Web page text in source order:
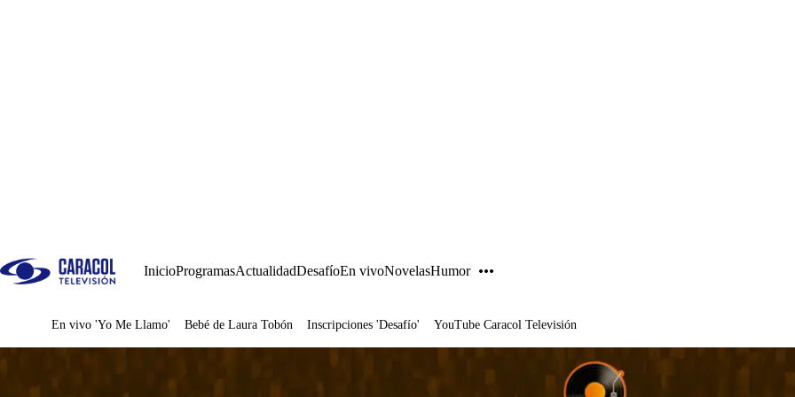
InicioProgramasActualidadDesafíoEn vivoNovelasHumor
Juegos
En vivo 'Yo Me Llamo' Bebé de Laura Tobón Inscripciones 'Desafío' YouTube Caracol Televisión